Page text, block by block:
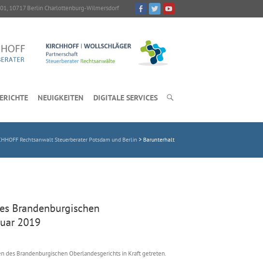
10717 Berlin Charlottenburg-Wilmersdorf
NEUIGKEITEN DIGITALE SERVICES
Rechtsanwalt Steuerberater Potsdam und Berlin > Barunterhalt
Brandenburgischen
2019
des Brandenburgischen Oberlandesgerichts in Kraft getreten.